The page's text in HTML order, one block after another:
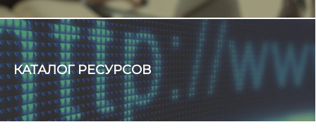
Какой национальный символ Беларуси выбирает
молодежь?
КАТАЛОГ РЕСУРСОВ